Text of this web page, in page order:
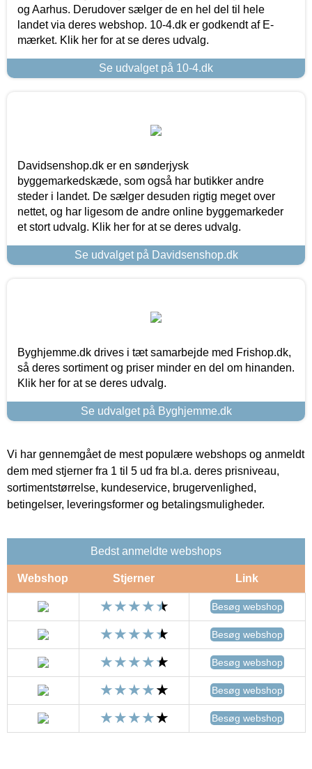
og Aarhus. Derudover sælger de en hel del til hele
landet via deres webshop. 10-4.dk er godkendt af E-
mærket. Klik her for at se deres udvalg.
Se udvalget på 10-4.dk
Davidsenshop.dk er en sønderjysk
byggemarkedskæde, som også har butikker andre
steder i landet. De sælger desuden rigtig meget over
nettet, og har ligesom de andre online byggemarkeder
et stort udvalg. Klik her for at se deres udvalg.
Se udvalget på Davidsenshop.dk
Byghjemme.dk drives i tæt samarbejde med Frishop.dk,
så deres sortiment og priser minder en del om hinanden.
Klik her for at se deres udvalg.
Se udvalget på Byghjemme.dk
Vi har gennemgået de mest populære webshops og anmeldt
dem med stjerner fra 1 til 5 ud fra bl.a. deres prisniveau,
sortimentstørrelse, kundeservice, brugervenlighed,
betingelser, leveringsformer og betalingsmuligheder.
Bedst anmeldte webshops
Webshop Stjerner Link
Besøg webshop
Besøg webshop
Besøg webshop
Besøg webshop
Besøg webshop